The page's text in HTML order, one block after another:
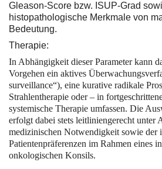
Gleason-Score bzw. ISUP-Grad
histopathologische Merkmale von
Bedeutung.
Therapie:
In Abhängigkeit dieser Parameter kann
Vorgehen ein aktives
surveillance“), eine kurative radikale
Strahlentherapie oder – in
systemische Therapie umfassen. Die
erfolgt dabei stets leitliniengerecht unter
medizinischen Notwendigkeit sowie der
Patientenpräferenzen im Rahmen eines
onkologischen Konsils.